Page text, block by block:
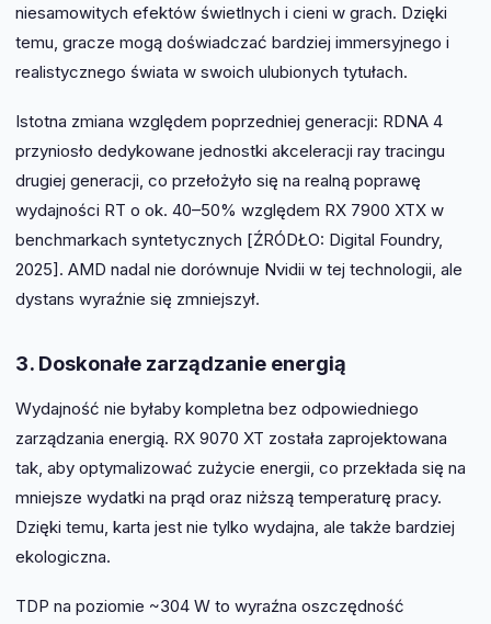
niesamowitych efektów świetlnych i cieni w grach. Dzięki
temu, gracze mogą doświadczać bardziej immersyjnego i
realistycznego świata w swoich ulubionych tytułach.
Istotna zmiana względem poprzedniej generacji: RDNA 4
przyniosło dedykowane jednostki akceleracji ray tracingu
drugiej generacji, co przełożyło się na realną poprawę
wydajności RT o ok. 40–50% względem RX 7900 XTX w
benchmarkach syntetycznych [ŹRÓDŁO: Digital Foundry,
2025]. AMD nadal nie dorównuje Nvidii w tej technologii, ale
dystans wyraźnie się zmniejszył.
3. Doskonałe zarządzanie energią
Wydajność nie byłaby kompletna bez odpowiedniego
zarządzania energią. RX 9070 XT została zaprojektowana
tak, aby optymalizować zużycie energii, co przekłada się na
mniejsze wydatki na prąd oraz niższą temperaturę pracy.
Dzięki temu, karta jest nie tylko wydajna, ale także bardziej
ekologiczna.
TDP na poziomie ~304 W to wyraźna oszczędność